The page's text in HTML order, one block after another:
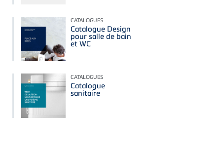
CATALOGUES
Catalogue Design
pour salle de bain
et WC
CATALOGUES
Catalogue
sanitaire